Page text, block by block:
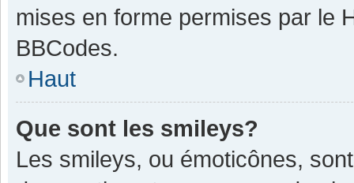
mises en forme permises par le
BBCodes.
Haut
Que sont les smileys?
Les smileys, ou émoticônes,